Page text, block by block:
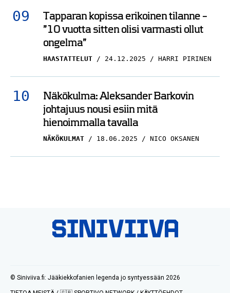
Tapparan kopissa erikoinen tilanne –
”10 vuotta sitten olisi varmasti ollut
ongelma”
HAASTATTELUT 24.12.2025 HARRI PIRINEN
Näkökulma: Aleksander Barkovin
johtajuus nousi esiin mitä
hienoimmalla tavalla
NÄKÖKULMAT 18.06.2025 NICO OKSANEN
© Siniviiva.fi: Jääkiekkofanien legenda jo syntyessään 2026